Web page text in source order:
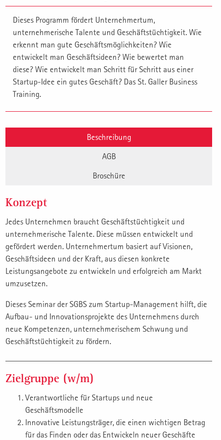
Dieses Programm fördert Unternehmertum,
unternehmerische Talente und Geschäftstüchtigkeit. Wie
erkennt man gute Geschäftsmöglichkeiten? Wie
entwickelt man Geschäftsideen? Wie bewertet man
diese? Wie entwickelt man Schritt für Schritt aus einer
Startup-Idee ein gutes Geschäft? Das St. Galler Business
Training.
Beschreibung
AGB
Broschüre
Konzept
Jedes Unternehmen braucht Geschäftstüchtigkeit und
unternehmerische Talente. Diese müssen entwickelt und
gefördert werden. Unternehmertum basiert auf Visionen,
Geschäftsideen und der Kraft, aus diesen konkrete
Leistungsangebote zu entwickeln und erfolgreich am Markt
umzusetzen.
Dieses Seminar der SGBS zum Startup-Management hilft, die
Aufbau- und Innovationsprojekte des Unternehmens durch
neue Kompetenzen, unternehmerischem Schwung und
Geschäftstüchtigkeit zu fördern.
Zielgruppe (w/m)
Verantwortliche für Startups und neue
Geschäftsmodelle
Innovative Leistungsträger, die einen wichtigen Betrag
für das Finden oder das Entwickeln neuer Geschäfte